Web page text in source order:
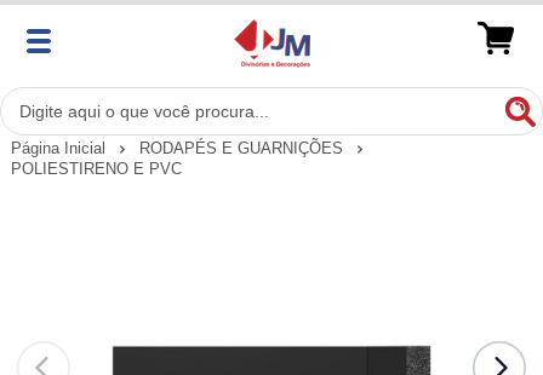
Página Inicial
RODAPÉS E GUARNIÇÕES
POLIESTIRENO E PVC